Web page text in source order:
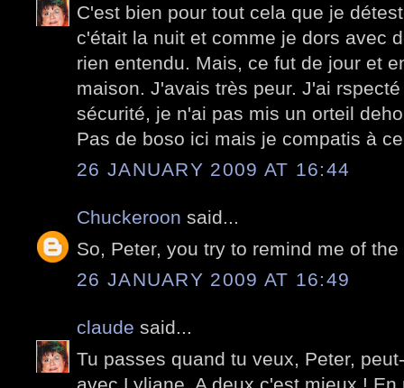
C'est bien pour tout cela que je
c'était la nuit et comme je dors avec
rien entendu. Mais, ce fut de jour et
maison. J'avais très peur. J'ai
sécurité, je n'ai pas mis un orteil
Pas de boso ici mais je compatis à
26 JANUARY 2009 AT 16:44
Chuckeroon said...
So, Peter, you try to remind me of
26 JANUARY 2009 AT 16:49
claude said...
Tu passes quand tu veux, Peter,
avec Lyliane. A deux c'est mieux !